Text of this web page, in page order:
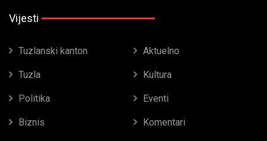
Vijesti
Tuzlanski kanton Aktuelno
Tuzla Kultura
Politika Eventi
Biznis Komentari